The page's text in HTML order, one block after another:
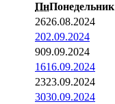
ПнПонедельник
2626.08.2024
202.09.2024
909.09.2024
1616.09.2024
2323.09.2024
3030.09.2024